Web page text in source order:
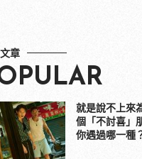
章
就是說不上來
個「不討喜」
你遇過哪一種